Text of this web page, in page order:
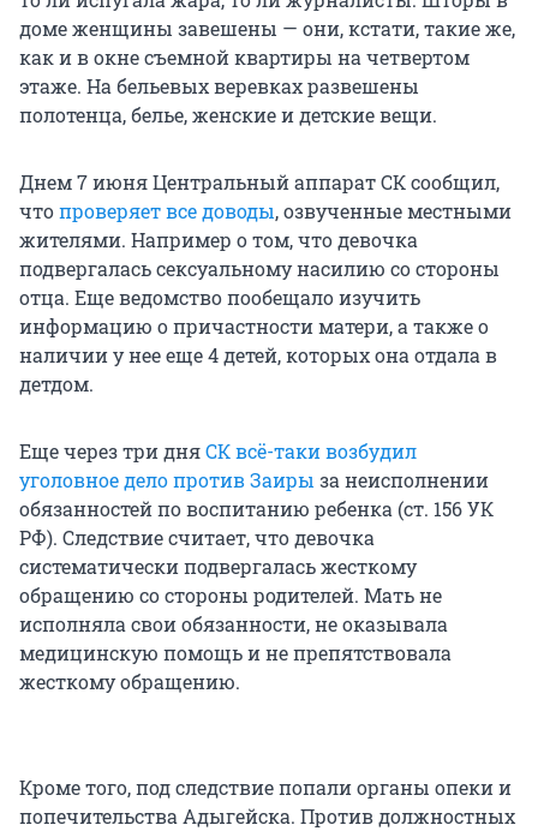
доме женщины завешены — они, кстати, такие же,
как и в окне съемной квартиры на четвертом
этаже. На бельевых веревках развешены
полотенца, белье, женские и детские вещи.
Днем 7 июня Центральный аппарат СК сообщил,
чтопроверяет все доводы, озвученные местными
жителями. Например о том, что девочка
подвергалась сексуальному насилию со стороны
отца. Еще ведомство пообещало изучить
информацию о причастности матери, а также о
наличии у нее еще 4 детей, которых она отдала в
детдом.
Еще через три дняСК всё-таки возбудил
уголовное дело против Заиры за неисполнении
обязанностей по воспитанию ребенка (ст. 156 УК
РФ). Следствие считает, что девочка
систематически подвергалась жесткому
обращению со стороны родителей. Мать не
исполняла свои обязанности, не оказывала
медицинскую помощь и не препятствовала
жесткому обращению.
Кроме того, под следствие попали органы опеки и
попечительства Адыгейска. Против должностных